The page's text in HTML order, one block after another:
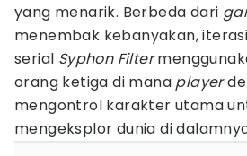
yang menarik. Berbeda dari
menembak kebanyakan,
serial Syphon Filter
orang ketiga di mana player
mengontrol karakter utama
mengeksplor dunia di